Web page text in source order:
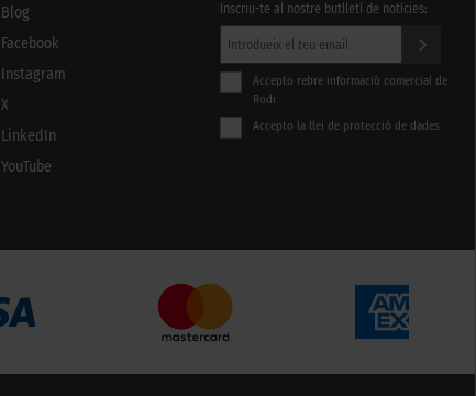
Blog
Facebook
Instagram
X
LinkedIn
YouTube
Inscriu-te al nostre butlletí de notícies:
Accepto rebre informació comercial de
Rodi
Accepto la llei de protecció de dades